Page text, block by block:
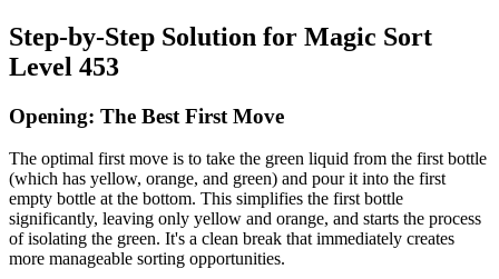
Step-by-Step Solution for Magic Sort
Level 453
Opening: The Best First Move
The optimal first move is to take the green liquid from the first bottle
(which has yellow, orange, and green) and pour it into the first
empty bottle at the bottom. This simplifies the first bottle
significantly, leaving only yellow and orange, and starts the process
of isolating the green. It's a clean break that immediately creates
more manageable sorting opportunities.